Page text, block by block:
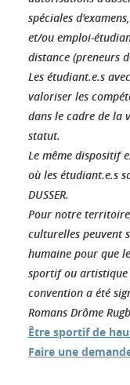
spéciales
et/ou emploi-
distance (preneurs
Les étudiant.e.s
valoriser les
dans le cadre de la
statut.
Le même dispositif
où les étudiant.e.s
DUSSER.
Pour notre
culturelles peuvent
humaine pour que
sportif ou artistique
convention a été
Romans Drôme
Être sportif de
Faire une